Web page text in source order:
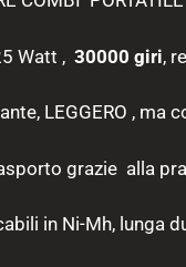
Watt ,30000 giri,
LEGGERO , ma
grazie alla
in Ni-Mh, lunga